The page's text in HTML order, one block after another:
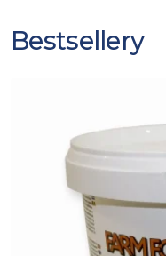
Bestsellery